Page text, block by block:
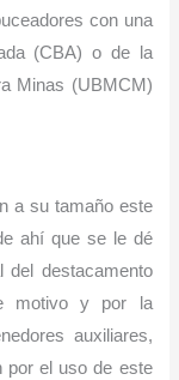
con una
(CBA) o de la
Minas (UBMCM)
a su tamaño este
ahí que se le dé
del destacamento
motivo y por la
auxiliares,
por el uso de este